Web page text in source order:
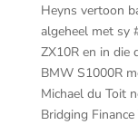
Heyns vertoon
algeheel met sy
ZX10R en in die
BMW S1000R
Michael du Toit
Bridging